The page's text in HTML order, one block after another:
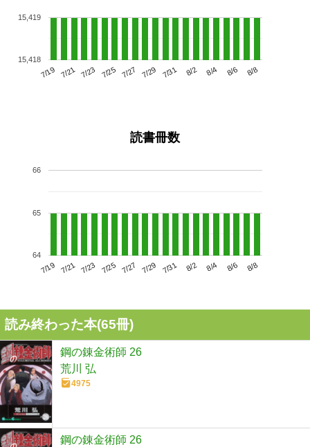
7/19 7/21 7/23 7/25 7/27 7/29 7/31 8/2 8/4 8/6 8/8
15,418
15,419
読書冊数
7/19 7/21 7/23 7/25 7/27 7/29 7/31 8/2 8/4 8/6 8/8
64
65
66
読み終わった本(65冊)
鋼の錬金術師 26
荒川 弘
4975
鋼の錬金術師 26